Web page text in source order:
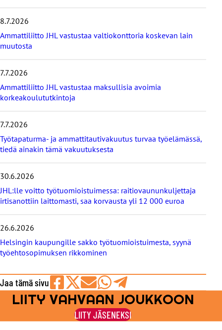
i
s
i
ä
t
u
u
t
i
e
t
8.7.2026
Ammattiliitto JHL vastustaa valtiokonttoria koskevan lain
muutosta
7.7.2026
Ammattiliitto JHL vastustaa maksullisia avoimia
korkeakoulututkintoja
7.7.2026
Työtapaturma- ja ammattitautivakuutus turvaa työelämässä,
tiedä ainakin tämä vakuutuksesta
30.6.2026
JHL:lle voitto työtuomioistuimessa: raitiovaununkuljettaja
irtisanottiin laittomasti, saa korvausta yli 12 000 euroa
26.6.2026
Helsingin kaupungille sakko työtuomioistuimesta, syynä
työehtosopimuksen rikkominen
Jaa tämä sivu
Jaa
Facebookissa
Jaa
viestipalvelu
X:ssä
Jaa
sähköpostilla
Jaa
WhatsAppilla
Jaa
Telegramilla
LIITY VAHVAAN JOUKKOON
LIITY JÄSENEKSI